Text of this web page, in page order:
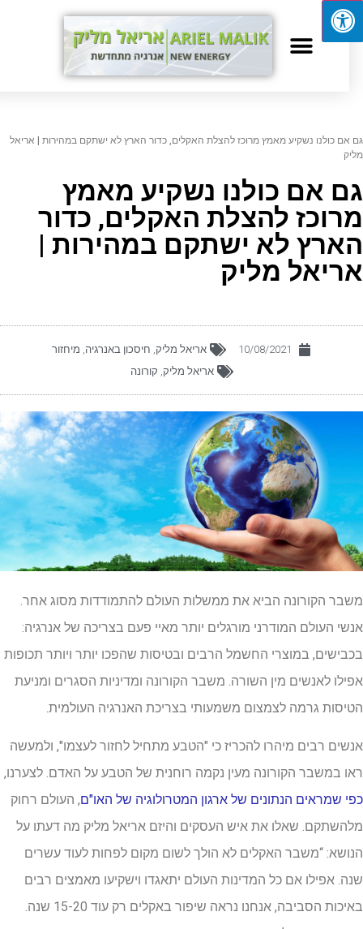
אם כולנו נשקיע מאמץ מרוכז להצלת האקלים, כדור הארץ לא ישתקם במהירות | אריאל
אם כולנו נשקיע מאמץ
להצלת האקלים, כדור
לא ישתקם במהירות |
מליק
10/08/2021 אריאל מליק,חיסכון באנרגיה,מיחזור
אריאל מליק,קורונה
הקורונה הביא את ממשלות העולם להתמודדות מסוג אחר.
העולם המודרני מורגלים יותר מאיי פעם בצריכה של אנרגיה:
במוצרי החשמל הרבים ובטיסות שהפכו יותר ויותר תכופות
לאנשים מין השורה. משבר הקורונה ומדיניות הסגרים ומניעת
גרמה לצמצום משמעותי בצריכת האנרגיה העולמית.
רבים מיהרו להכריז כי "הטבע מתחיל לחזור לעצמו", ולמעשה
במשבר הקורונה מעין נקמה רוחנית של הטבע על האדם. לצערנו,
שמראים הנתונים של ארגון המטרולוגיה של האו"ם, העולם רחוק
שאלו את איש העסקים והיזם אריאל מליק מה דעתו על
“משבר האקלים לא הולך לשום מקום לפחות לעוד עשרים
אפילו אם כל המדינות העולם יתאגדו וישקיעו מאמצים רבים
באיכות הסביבה, אנחנו נראה שיפור באקלים רק עוד 15-20 שנה.